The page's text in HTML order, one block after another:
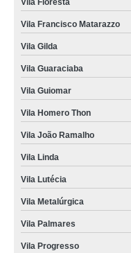
Vila Floresta
Vila Francisco Matarazzo
Vila Gilda
Vila Guaraciaba
Vila Guiomar
Vila Homero Thon
Vila João Ramalho
Vila Linda
Vila Lutécia
Vila Metalúrgica
Vila Palmares
Vila Progresso